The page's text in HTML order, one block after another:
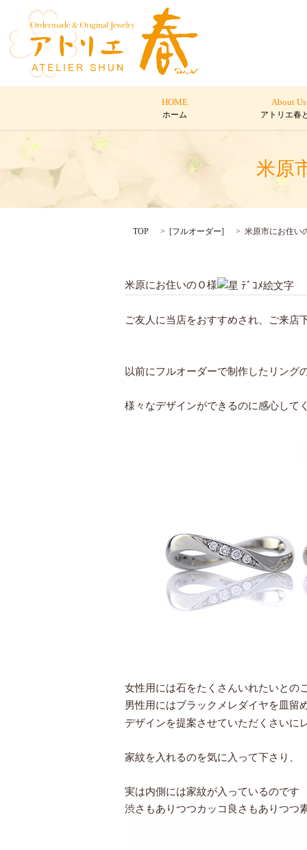
HOME
ホーム
About Us
アトリエ春
米原
TOP [フルオーダー] 米原市にお住い
米原にお住いのＯ様
ご友人に当店をおすすめされ、ご来店
以前にフルオーダーで制作したリング
様々なデザインができるのに感心して
女性用には石をたくさんいれたいとの
男性用にはブラックメレダイヤを皿留
デザインを提案させていただくさいに
家紋を入れるのを気に入って下さり、
実は内側には家紋が入っているのです
渋さもありつつカッコ良さもありつつ